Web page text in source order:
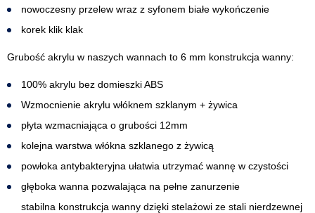
nowoczesny przelew wraz z syfonem białe wykończenie
korek klik klak
Grubość akrylu w naszych wannach to 6 mm konstrukcja wanny:
100% akrylu bez domieszki ABS
Wzmocnienie akrylu włóknem szklanym + żywica
płyta wzmacniająca o grubości 12mm
kolejna warstwa włókna szklanego z żywicą
powłoka antybakteryjna ułatwia utrzymać wannę w czystości
głęboka wanna pozwalająca na pełne zanurzenie
stabilna konstrukcja wanny dzięki stelażowi ze stali nierdzewnej